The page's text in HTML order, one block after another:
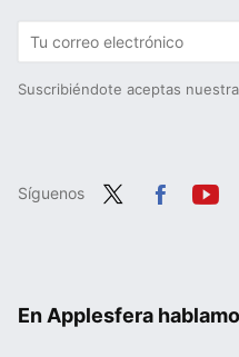
Suscribiéndote aceptas nuestra
Síguenos
En Applesfera